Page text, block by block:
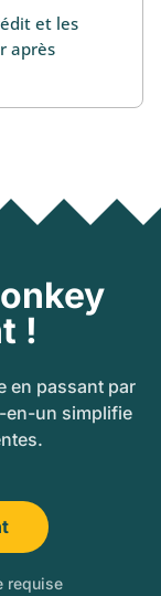
et les
après
!
en passant par
en-un simplifie
requise